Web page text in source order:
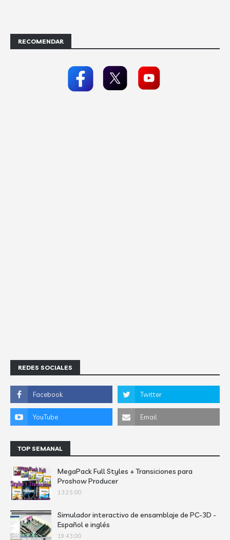
RECOMENDAR
REDES SOCIALES
TOP SEMANAL
MegaPack Full Styles + Transiciones para
Proshow Producer
13:25:00
Simulador interactivo de ensamblaje de PC-3D -
Español e inglés
19:43:00